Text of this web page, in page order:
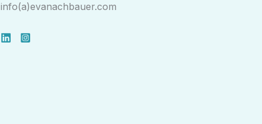
info(a)evanachbauer.com